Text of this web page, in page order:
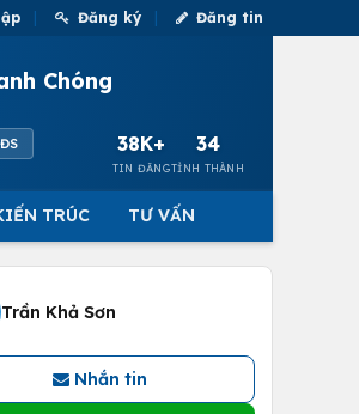
Đăng ký Đăng tin
Chóng
38K+
TIN ĐĂNG
34
TỈNH THÀNH
TRÚC TƯ VẤN
Trần Khả Sơn
Nhắn tin